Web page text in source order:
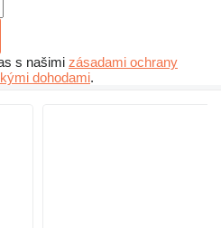
s našimi zásadami ochrany
dohodami.